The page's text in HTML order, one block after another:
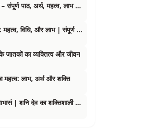
नवग्रह स्तोत्र – संपूर्ण पाठ, अर्थ, महत्व, लाभ एवं पाठ विधि
ग्रह शांति पूजा: महत्व, विधि, और लाभ | संपूर्ण जानकारी
के जातकों का व्यक्तित्व और जीवन
महत्व: लाभ, अर्थ और शक्ति
ॐ नीलांजनसमाभासं | शनि देव का शक्तिशाली मंत्र